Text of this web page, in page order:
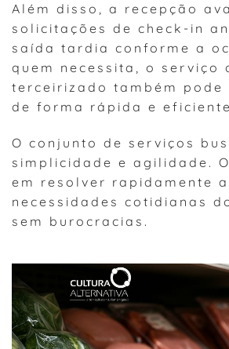
Além disso, a recepção
solicitações de check-in
saída tardia conforme a
quem necessita, o serviço
terceirizado também pode
de forma rápida e
O conjunto de serviços
simplicidade e agilidade.
em resolver rapidamente
necessidades cotidianas
sem burocracias.